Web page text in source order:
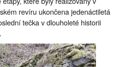
revíru ukončena jedenáctiletá
tečka v dlouholeté historii